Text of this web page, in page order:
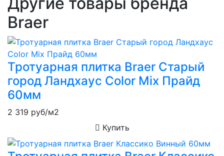
Braer
Тротуарная плитка Braer Старый
город Ландхаус Color Mix Прайд
60мм
2 319 руб/м2
Купить